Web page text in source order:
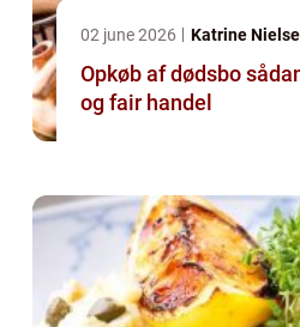
02 june 2026 Katrine
Opkøb af dødsbo sådan foregår en tryg
og fair handel